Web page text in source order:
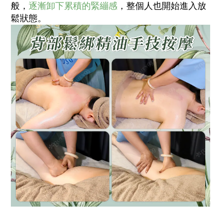
般， 逐漸卸下累積的緊繃感 ，整個人也開始進入放
鬆狀態。